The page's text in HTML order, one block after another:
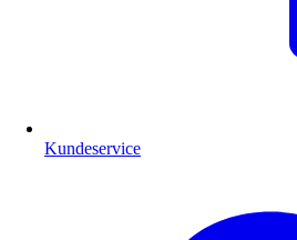
Kundeservice